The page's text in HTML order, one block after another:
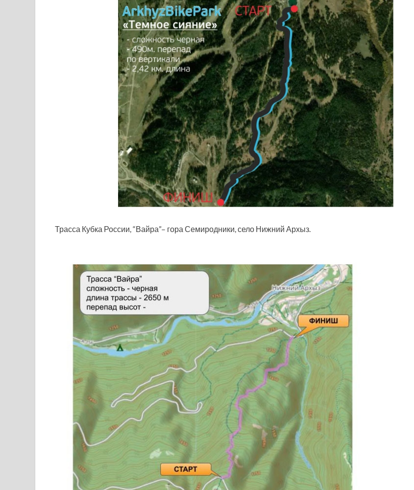
Трасса Кубка России, “Вайра”– гора Семиродники, село Нижний Архыз.